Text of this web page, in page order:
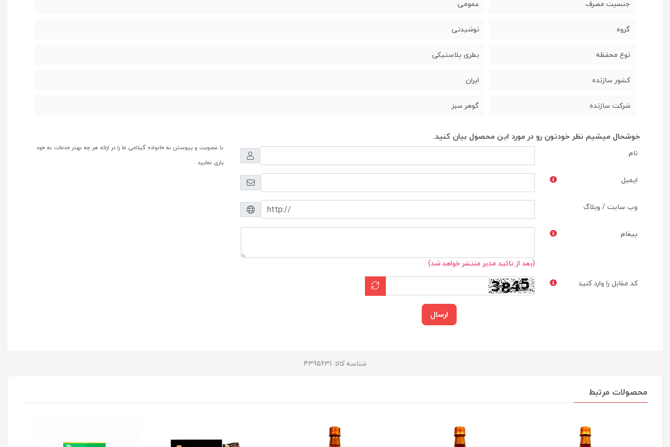
جنسیت مصرف عمومی
گروه نوشیدنی
نوع محفظه بطری پلاستیکی
کشور سازنده ایران
شرکت سازنده گوهر سبز
خوشحال میشیم نظر خودتون رو در مورد این محصول بیان کنید.
نام
ایمیل
وب سایت / وبلاگ
پیغام
(بعد از تائید مدیر منتشر خواهد شد)
کد مقابل را وارد کنید
ارسال
با عضویت و پیوستن به خانواده گیلامی ما را در ارائه هر چه بهتر خدمات به خود
یاری نمایید .
شناسه کالا: 4395631
محصولات مرتبط